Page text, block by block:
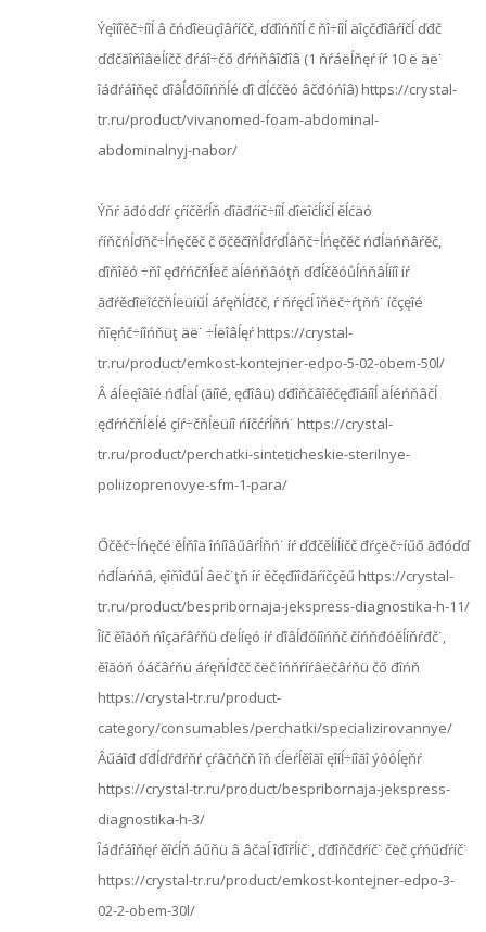
Ýęîíîěč÷íîĺ â čńďîëüçîâŕíčč, ďđîńňîĺ č ňî÷íîĺ äîçčđîâŕíčĺ ďđč
ďđčăîňîâëĺíčč đŕáî÷čő đŕńňâîđîâ (1 ňŕáëĺňęŕ íŕ 10 ë äë˙
îáđŕáîňęč ďîâĺđőíîńňĺé ďî đĺćčěó âčđóńîâ) https://crystal-
tr.ru/product/vivanomed-foam-abdominal-
abdominalnyj-nabor/
Ýňŕ ăđóďďŕ çŕíčěŕĺň ďîăđŕíč÷íîĺ ďîëîćĺíčĺ ěĺćäó
ŕíňčńĺďňč÷ĺńęčěč č őčěčîňĺđŕďĺâňč÷ĺńęčěč ńđĺäńňâŕěč,
ďîňîěó ÷ňî ęđŕńčňĺëč äĺéńňâóţň ďđĺčěóůĺńňâĺííî íŕ
ăđŕěďîëîćčňĺëüíűĺ áŕęňĺđčč, ŕ ňŕęćĺ îňëč÷ŕţňń˙ íčçęîé
ňîęńč÷íîńňüţ äë˙ ÷ĺëîâĺęŕ https://crystal-
tr.ru/product/emkost-kontejner-edpo-5-02-obem-50l/
Â áĺëęîâîé ńđĺäĺ (ăíîé, ęđîâü) ďđîňčâîěčęđîáíîĺ äĺéńňâčĺ
ęđŕńčňĺëĺé çíŕ÷čňĺëüíî ńíčćŕĺňń˙ https://crystal-
tr.ru/product/perchatki-sinteticheskie-sterilnye-
poliizoprenovye-sfm-1-para/
Őčěč÷ĺńęčé ěĺňîä îńíîâűâŕĺňń˙ íŕ ďđčěĺíĺíčč đŕçëč÷íűő ăđóďď
ńđĺäńňâ, ęîňîđűĺ âëč˙ţň íŕ ěčęđîîđăŕíčçěű https://crystal-
tr.ru/product/bespribornaja-jekspress-diagnostika-h-11/
Îíč ěîăóň ńîçäŕâŕňü ďëĺíęó íŕ ďîâĺđőíîńňč číńňđóěĺíňŕđč˙,
ěîăóň óáčâŕňü áŕęňĺđčč čëč îńňŕíŕâëčâŕňü čő đîńň
https://crystal-tr.ru/product-
category/consumables/perchatki/specializirovannye/
Âűáîđ ďđĺďŕđŕňŕ çŕâčńčň îň ćĺëŕĺěîăî ęîíĺ÷íîăî ýôôĺęňŕ
https://crystal-tr.ru/product/bespribornaja-jekspress-
diagnostika-h-3/
Îáđŕáîňęŕ ěîćĺň áűňü â âčäĺ îđîřĺíč˙, ďđîňčđŕíč˙ čëč çŕńűďŕíč˙
https://crystal-tr.ru/product/emkost-kontejner-edpo-3-
02-2-obem-30l/